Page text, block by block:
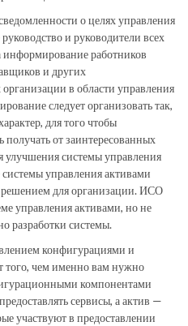
о целях управления
и руководители всех
информирование работников
и других
в области управления
следует организовать так,
для того чтобы
от заинтересованных
системы управления
управления активами
решением для организации. ИСО
управления активами, но не
разработки системы.
конфигурациями и
того, чем именно вам нужно
компонентами
сервисы, а актив —
участвуют в предоставлении